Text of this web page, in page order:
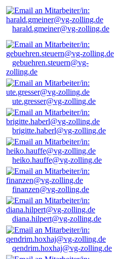
harald.gmeiner@vg-zolling.de
gebuehren.steuern@vg-
zolling.de
ute.gresser@vg-zolling.de
brigitte.haberl@vg-zolling.de
heiko.hauffe@vg-zolling.de
finanzen@vg-zolling.de
diana.hilpert@vg-zolling.de
qendrim.hoxhaj@vg-zolling.de